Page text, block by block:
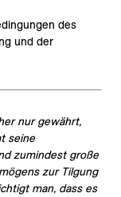
des
und der
nur gewährt,
seine
zumindest große
zur Tilgung
man, dass es